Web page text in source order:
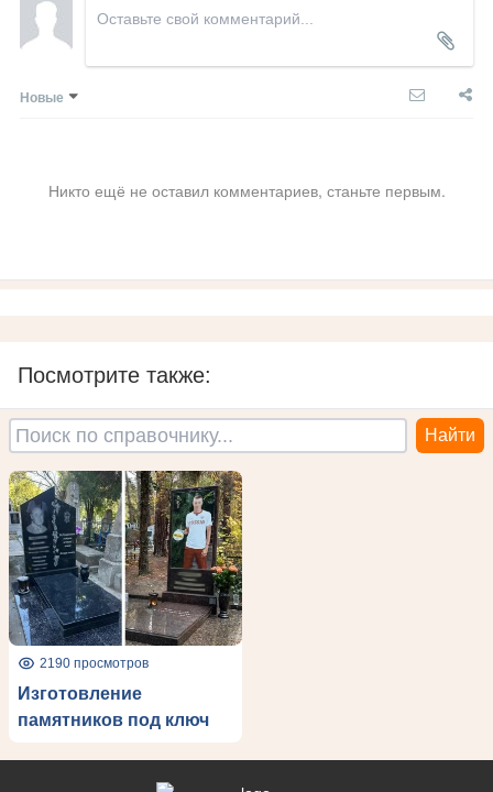
Новые
Никто ещё не оставил комментариев, станьте первым.
Посмотрите также:
2190 просмотров
Изготовление
памятников под ключ